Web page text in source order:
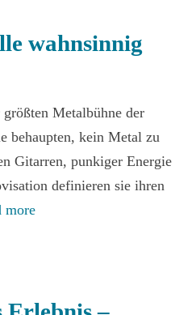
wahnsinnig
Metalbühne der
behaupten, kein Metal zu
Gitarren, punkiger Energie
definieren sie ihren
more